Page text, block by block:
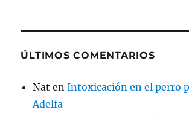
ÚLTIMOS COMENTARIOS
Nat enIntoxicación en el perro
Adelfa